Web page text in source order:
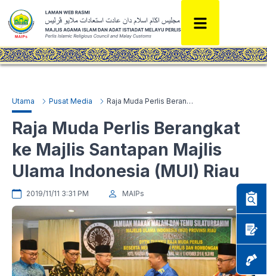
Utama Pusat Media Raja Muda Perlis Berangkat ke Majlis Santapan Majlis Ulama Indonesia (MUI) Riau
Raja Muda Perlis Berangkat
ke Majlis Santapan Majlis
Ulama Indonesia (MUI) Riau
2019/11/11 3:31 PM MAIPs